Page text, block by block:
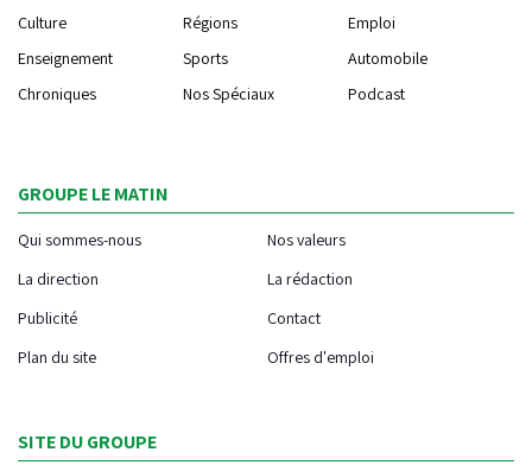
Culture
Régions
Emploi
Enseignement
Sports
Automobile
Chroniques
Nos Spéciaux Podcast
GROUPE LE MATIN
Qui sommes-nous
Nos valeurs
La direction
La rédaction
Publicité
Contact
Plan du site
Offres d'emploi
SITE DU GROUPE